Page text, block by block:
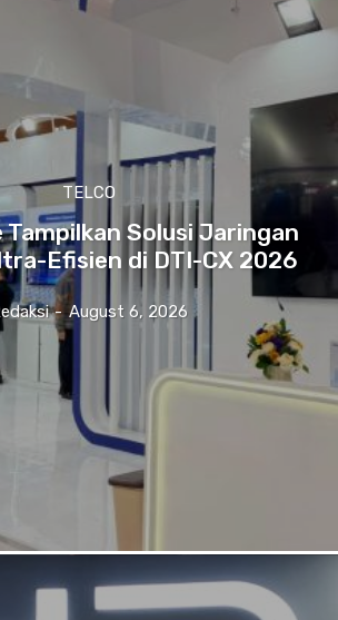
TELCO
Tampilkan Solusi Jaringan
Efisien di DTI-CX 2026
- August 6, 2026